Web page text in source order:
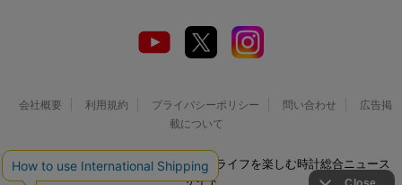
会社概要 利用規約 プライバシーポリシー 問い合わせ
広告掲
載について
© 2026 Watch LIFE NEWS｜ウオッチライフを楽しむ時計総合ニュース
サイト